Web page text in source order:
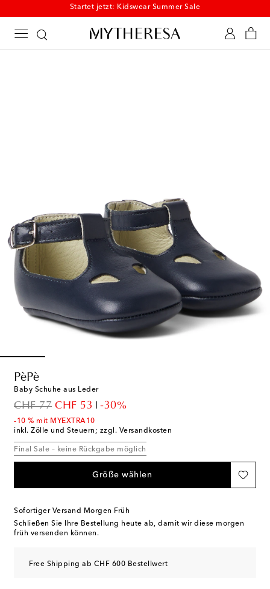
Startet jetzt: Kidswear Summer Sale
PèPè
Baby Schuhe aus Leder
CHF 77
original price
CHF 53
discount price
-30%
-10 % mit MYEXTRA10
inkl. Zölle und Steuern; zzgl. Versandkosten
Final Sale – keine Rückgabe möglich
Größe wählen
Sofortiger Versand Morgen Früh
Schließen Sie Ihre Bestellung heute ab, damit wir diese morgen
früh versenden können.
Free Shipping ab CHF 600 Bestellwert